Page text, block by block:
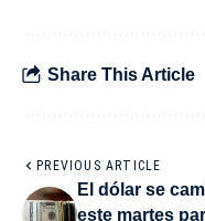
Share This Article
PREVIOUS ARTICLE
El dólar se
este martes